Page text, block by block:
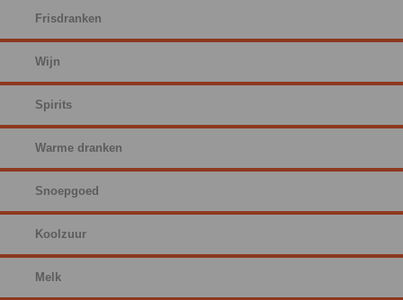
Frisdranken
Wijn
Spirits
Warme dranken
Snoepgoed
Koolzuur
Melk